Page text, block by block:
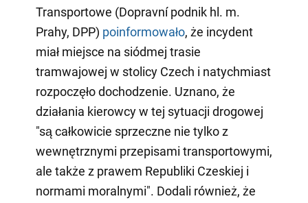
Transportowe (Dopravní podnik hl. m.
Prahy, DPP) poinformowało, że incydent
miał miejsce na siódmej trasie
tramwajowej w stolicy Czech i natychmiast
rozpoczęło dochodzenie. Uznano, że
działania kierowcy w tej sytuacji drogowej
"są całkowicie sprzeczne nie tylko z
wewnętrznymi przepisami transportowymi,
ale także z prawem Republiki Czeskiej i
normami moralnymi". Dodali również, że